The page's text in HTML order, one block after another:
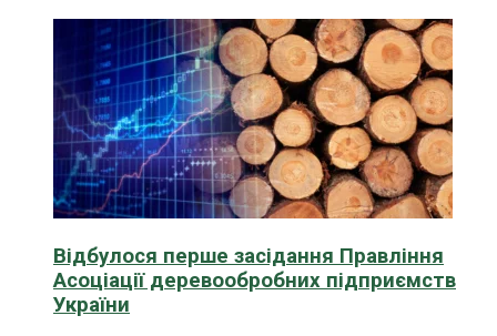
Відбулося перше засідання Правління
Асоціації деревообробних підприємств
України